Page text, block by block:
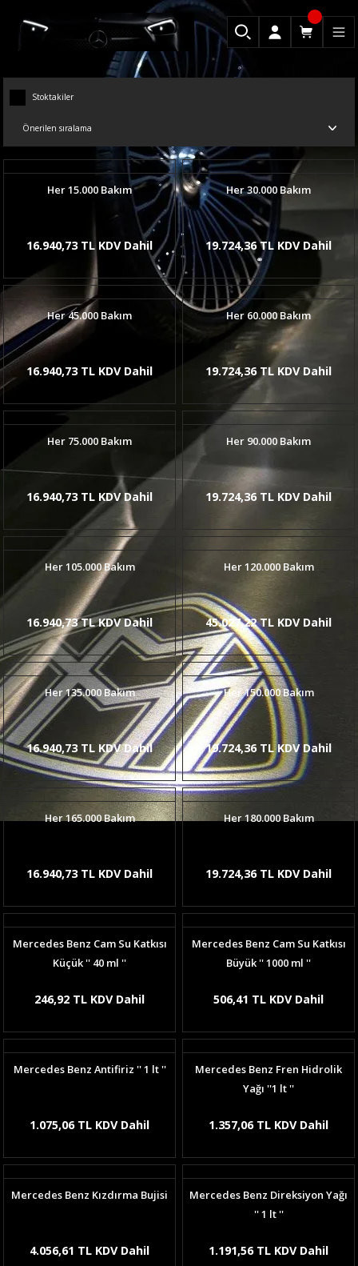
Stoktakiler
Her 15.000 Bakım
16.940,73 TL KDV Dahil
Her 30.000 Bakım
19.724,36 TL KDV Dahil
Her 45.000 Bakım
16.940,73 TL KDV Dahil
Her 60.000 Bakım
19.724,36 TL KDV Dahil
Her 75.000 Bakım
16.940,73 TL KDV Dahil
Her 90.000 Bakım
19.724,36 TL KDV Dahil
Her 105.000 Bakım
16.940,73 TL KDV Dahil
Her 120.000 Bakım
45.027,22 TL KDV Dahil
Her 135.000 Bakım
16.940,73 TL KDV Dahil
Her 150.000 Bakım
19.724,36 TL KDV Dahil
Her 165.000 Bakım
16.940,73 TL KDV Dahil
Her 180.000 Bakım
19.724,36 TL KDV Dahil
Mercedes Benz Cam Su Katkısı
Küçük '' 40 ml ''
246,92 TL KDV Dahil
Mercedes Benz Cam Su Katkısı
Büyük '' 1000 ml ''
506,41 TL KDV Dahil
Mercedes Benz Antifiriz '' 1 lt ''
1.075,06 TL KDV Dahil
Mercedes Benz Fren Hidrolik
Yağı ''1 lt ''
1.357,06 TL KDV Dahil
Mercedes Benz Kızdırma Bujisi
4.056,61 TL KDV Dahil
Mercedes Benz Direksiyon Yağı
'' 1 lt ''
1.191,56 TL KDV Dahil